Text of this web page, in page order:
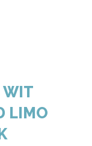
WIT
LIMO